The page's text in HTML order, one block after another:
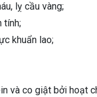
lỵ cầu vàng;
tính;
khuẩn lao;
và co giật bởi hoạt